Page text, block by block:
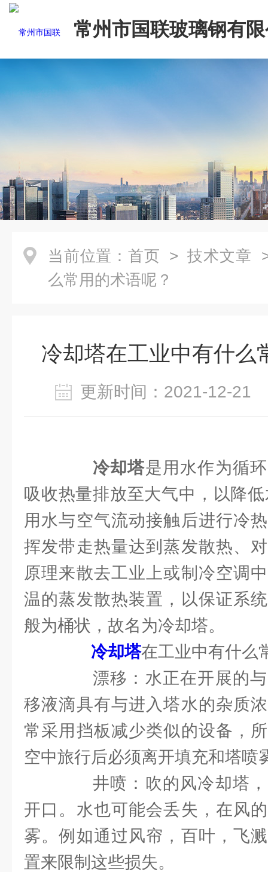
常州市国联玻璃钢有
当前位置： 首页 > 技术文章
么常用的术语呢？
冷却塔在工业中有什么
更新时间：2021-12-
冷却塔是用水作为循
吸收热量排放至大气中，以降
用水与空气流动接触后进行冷
挥发带走热量达到蒸发散热、
原理来散去工业上或制冷空调
温的蒸发散热装置，以保证系
般为桶状，故名为冷却塔。
冷却塔在工业中有什么
漂移：水正在开展的与
移液滴具有与进入塔水的杂质
常采用挡板减少类似的设备，
空中旅行后必须离开填充和塔喷
井喷：吹的风冷却塔，
开口。水也可能会丢失，在风
雾。例如通过风帘，百叶，飞
置来限制这些损失。